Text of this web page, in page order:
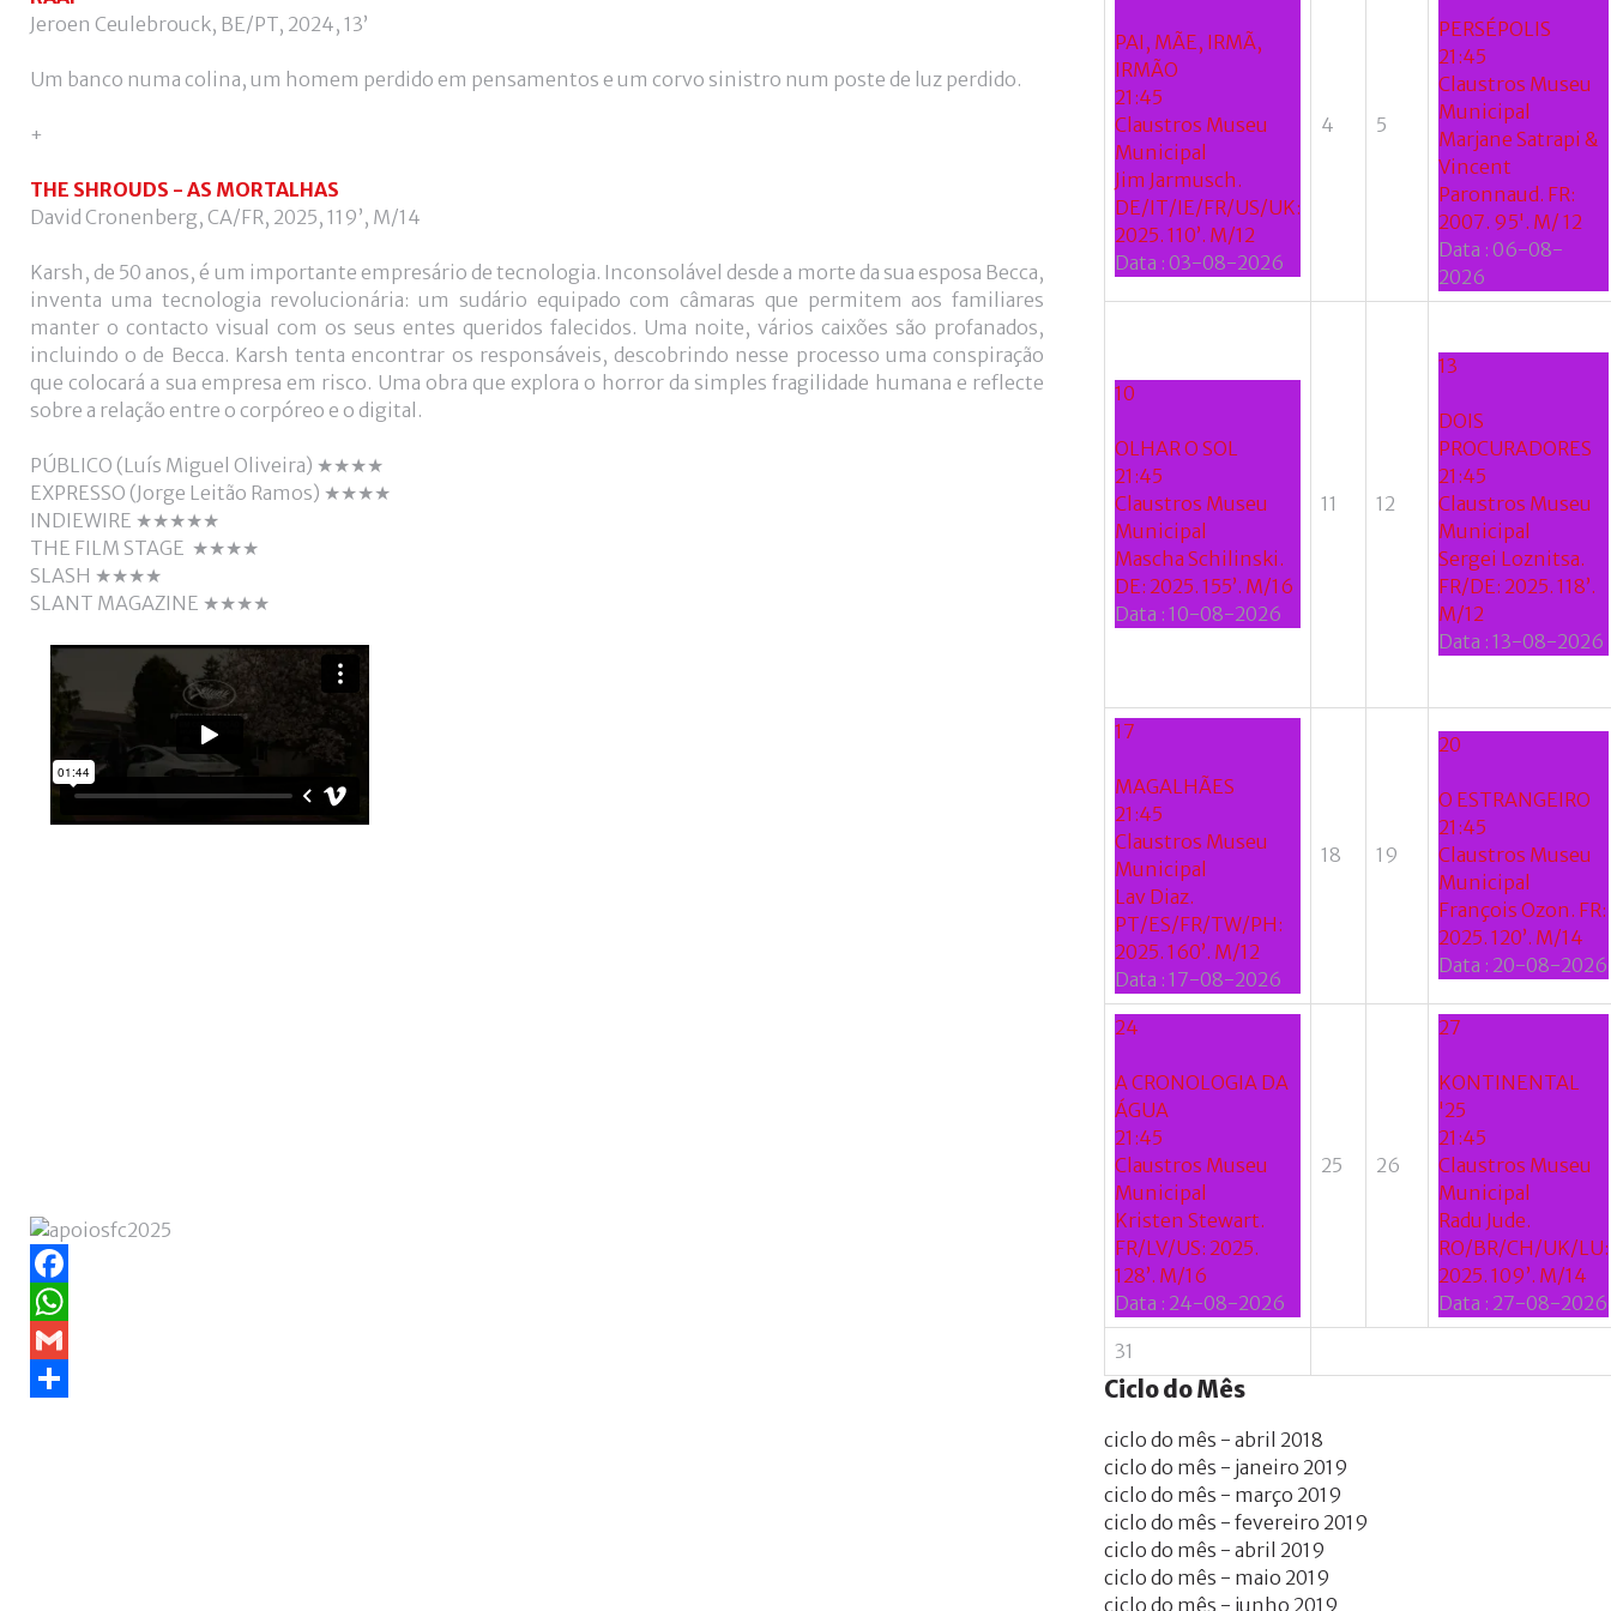
Jeroen Ceulebrouck, BE/PT, 2024, 13’
Um banco numa colina, um homem perdido em pensamentos e um corvo sinistro num poste de luz perdido.
+
THE SHROUDS - AS MORTALHAS
David Cronenberg, CA/FR, 2025, 119’, M/14
Karsh, de 50 anos, é um importante empresário de tecnologia. Inconsolável desde a morte da sua esposa Becca,
inventa uma tecnologia revolucionária: um sudário equipado com câmaras que permitem aos familiares
manter o contacto visual com os seus entes queridos falecidos. Uma noite, vários caixões são profanados,
incluindo o de Becca. Karsh tenta encontrar os responsáveis, descobrindo nesse processo uma conspiração
que colocará a sua empresa em risco. Uma obra que explora o horror da simples fragilidade humana e reflecte
sobre a relação entre o corpóreo e o digital.
PÚBLICO (Luís Miguel Oliveira) ★★★★
EXPRESSO (Jorge Leitão Ramos) ★★★★
INDIEWIRE ★★★★★
THE FILM STAGE ★★★★
SLASH ★★★★
SLANT MAGAZINE ★★★★
Facebook
WhatsApp
Gmail
PAI, MÃE, IRMÃ,
IRMÃO
21:45
Claustros Museu
Municipal
Jim Jarmusch.
DE/IT/IE/FR/US/UK:
2025. 110’. M/12
Data : 03-08-2026
4 5
PERSÉPOLIS
21:45
Claustros Museu
Municipal
Marjane Satrapi &
Vincent
Paronnaud. FR:
2007. 95'. M/ 12
Data : 06-08-
2026
10
OLHAR O SOL
21:45
Claustros Museu
Municipal
Mascha Schilinski.
DE: 2025. 155’. M/16
Data : 10-08-2026
11 12
13
DOIS
PROCURADORES
21:45
Claustros Museu
Municipal
Sergei Loznitsa.
FR/DE: 2025. 118’.
M/12
Data : 13-08-2026
17
MAGALHÃES
21:45
Claustros Museu
Municipal
Lav Diaz.
PT/ES/FR/TW/PH:
2025. 160’. M/12
Data : 17-08-2026
18 19
20
O ESTRANGEIRO
21:45
Claustros Museu
Municipal
François Ozon. FR:
2025. 120’. M/14
Data : 20-08-2026
24
A CRONOLOGIA DA
ÁGUA
21:45
Claustros Museu
Municipal
Kristen Stewart.
FR/LV/US: 2025.
128’. M/16
Data : 24-08-2026
25 26
27
KONTINENTAL
'25
21:45
Claustros Museu
Municipal
Radu Jude.
RO/BR/CH/UK/LU:
2025. 109’. M/14
Data : 27-08-2026
31
CiclodoMês
ciclo do mês - abril 2018
ciclo do mês - janeiro 2019
ciclo do mês - março 2019
ciclo do mês - fevereiro 2019
ciclo do mês - abril 2019
ciclo do mês - maio 2019
ciclo do mês - junho 2019
do
utilizador?
Esqueceu-
se
da
senha?
Login
with
Facebook
Login
with
Google
+